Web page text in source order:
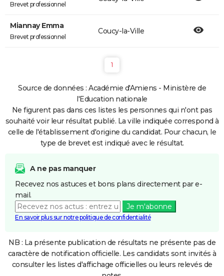
Brevet professionnel
Miannay Emma
Brevet professionnel
Coucy-la-Ville
1
Source de données : Académie d'Amiens - Ministère de
l'Education nationale
Ne figurent pas dans ces listes les personnes qui n'ont pas
souhaité voir leur résultat publié. La ville indiquée correspond à
celle de l'établissement d'origine du candidat. Pour chacun, le
type de brevet est indiqué avec le résultat.
A ne pas manquer
Recevez nos astuces et bons plans directement par e-
mail.
Je m'abonne
En savoir plus sur notre politique de confidentialité
NB : La présente publication de résultats ne présente pas de
caractère de notification officielle. Les candidats sont invités à
consulter les listes d'affichage officielles ou leurs relevés de